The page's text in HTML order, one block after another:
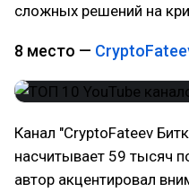
сложных решений на
8 место —
Канал "CryptoFateev
насчитывает 59 тысяч
автор акцентировал